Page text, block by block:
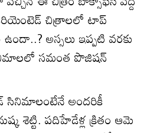
చిత్రాలలో టాప్‌
అస్సలు ఇప్పటి వరకు
సమంత పొజిషన్‌
సినిమాలంటేనే అందరికీ
శెట్టి. పదిహేడేళ్ల క్రితం ఆమె